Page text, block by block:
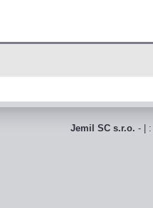
Jemil SC s.r.o. - |